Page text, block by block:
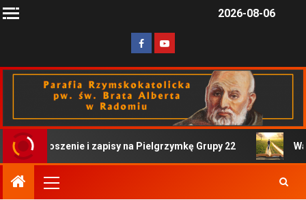
2026-08-06
Zaproszenie i zapisy na Pielgrzymkę Grupy 22